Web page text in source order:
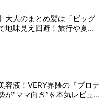
大人のまとめ髪は「ビッグ
地味見え回避！旅行や夏祭
容液！VERY界隈の『プロテ
が“ママ向き”を本気レビュ